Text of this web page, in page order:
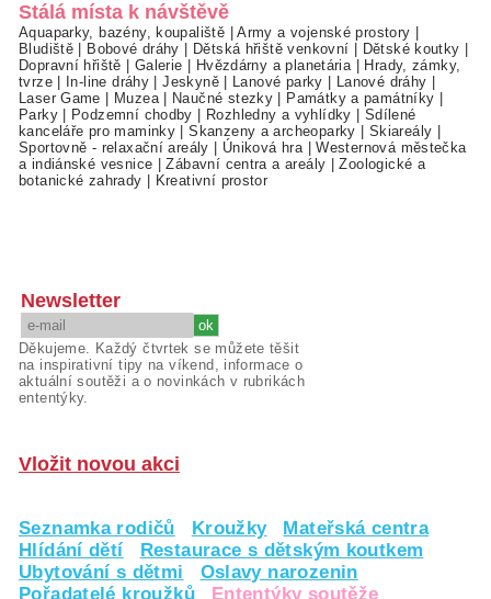
Stálá místa k návštěvě
Aquaparky, bazény, koupaliště |Army a vojenské prostory
Bludiště
Bobové dráhy Dětská hřiště venkovní Dětské koutky
Dopravní hřiště
Galerie Hvězdárny a planetária|
Hrady, zámky,
tvrze| In-line dráhy |Jeskyně| Lanové parky Lanové dráhy
Laser Game
Muzea| Naučné stezky Památky a památníky
Parky| Podzemní chodby Rozhledny a vyhlídky
Sdílené
kanceláře pro maminky |Skanzeny a archeoparky Skiareály
Sportovně - relaxační areály
Úniková hra|Westernová městečka
a indiánské vesnice |Zábavní centra a areály |Zoologické a
botanické zahrady
Kreativní prostor
Newsletter
Děkujeme. Každý čtvrtek se můžete těšit
na inspirativní tipy na víkend, informace o
aktuální soutěži a o novinkách v rubrikách
ententýky.
Vložit novou akci
Seznamka rodičů Kroužky
Mateřská centra
Hlídání dětí
Restaurace s dětským koutkem
Ubytování s dětmi
Oslavy narozenin
Pořadatelé kroužků
Ententýky soutěže